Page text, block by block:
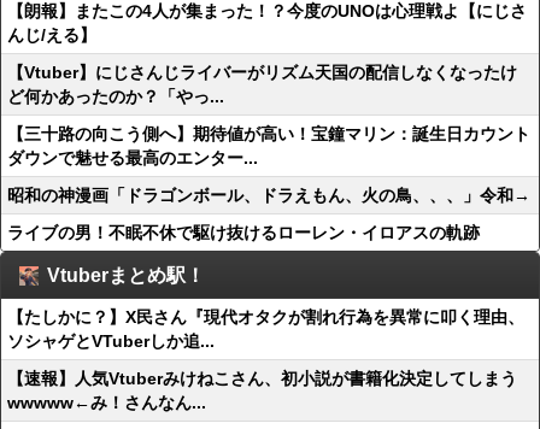
【朗報】またこの4人が集まった！？今度のUNOは心理戦よ【にじさ
んじ/える】
【Vtuber】にじさんじライバーがリズム天国の配信しなくなったけ
ど何かあったのか？「やっ...
【三十路の向こう側へ】期待値が高い！宝鐘マリン：誕生日カウント
ダウンで魅せる最高のエンター...
昭和の神漫画「ドラゴンボール、ドラえもん、火の鳥、、、」令和→
ライブの男！不眠不休で駆け抜けるローレン・イロアスの軌跡
Vtuberまとめ駅！
【たしかに？】X民さん『現代オタクが割れ行為を異常に叩く理由、
ソシャゲとVTuberしか追...
【速報】人気Vtuberみけねこさん、初小説が書籍化決定してしまう
wwwww←み！さんなん...